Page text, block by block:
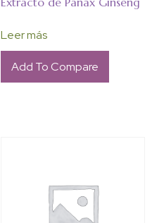
Leer más
Add To Compare